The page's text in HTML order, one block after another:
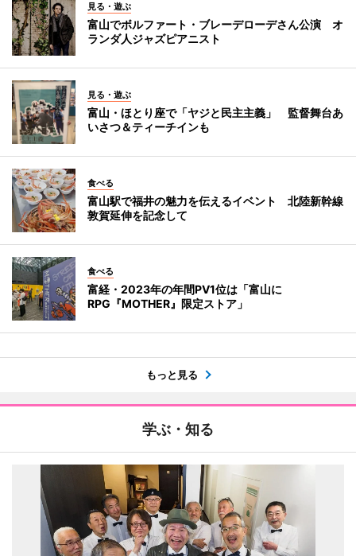
見る・遊ぶ
富山でボルファート・ブレーデローデさん公演 オ
ランダ人ジャズピアニスト
見る・遊ぶ
富山・ほとり座で「ヤジと民主主義」 監督舞台あ
いさつ＆ティーチインも
食べる
富山駅で福井の魅力を伝えるイベント 北陸新幹線
敦賀延伸を記念して
食べる
富経・2023年の年間PV1位は「富山に
RPG『MOTHER』限定ストア」
もっと見る
学ぶ・知る